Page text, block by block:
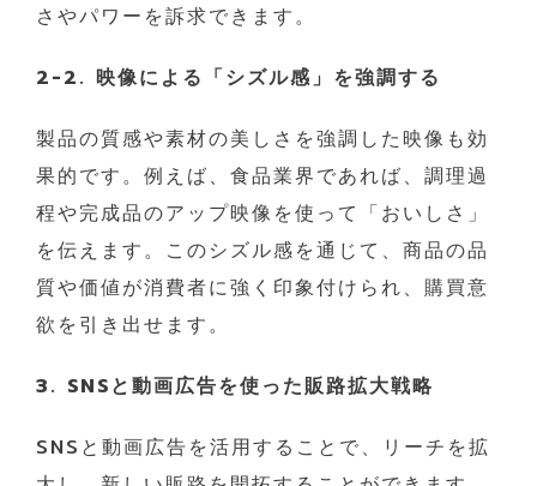
さやパワーを訴求できます。
2-2. 映像による「シズル感」を強調する
製品の質感や素材の美しさを強調した映像も効
果的です。例えば、食品業界であれば、調理過
程や完成品のアップ映像を使って「おいしさ」
を伝えます。このシズル感を通じて、商品の品
質や価値が消費者に強く印象付けられ、購買意
欲を引き出せます。
3. SNSと動画広告を使った販路拡大戦略
SNSと動画広告を活用することで、リーチを拡